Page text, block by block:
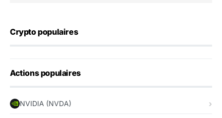
Crypto populaires
Actions populaires
NVIDIA (NVDA)